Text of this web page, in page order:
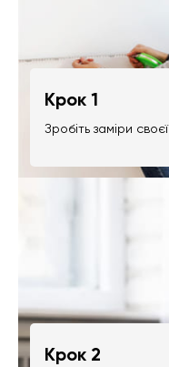
Крок 1
Зробіть заміри
Крок 2